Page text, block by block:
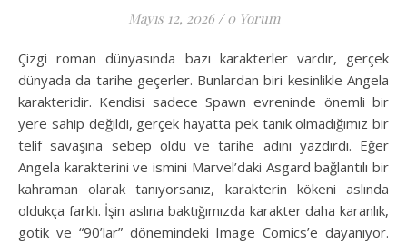
Mayıs 12, 2026 / 0 Yorum
Çizgi roman dünyasında bazı karakterler vardır, gerçek
dünyada da tarihe geçerler. Bunlardan biri kesinlikle Angela
karakteridir. Kendisi sadece Spawn evreninde önemli bir
yere sahip değildi, gerçek hayatta pek tanık olmadığımız bir
telif savaşına sebep oldu ve tarihe adını yazdırdı. Eğer
Angela karakterini ve ismini Marvel’daki Asgard bağlantılı bir
kahraman olarak tanıyorsanız, karakterin kökeni aslında
oldukça farklı. İşin aslına baktığımızda karakter daha karanlık,
gotik ve “90’lar” dönemindeki Image Comics’e dayanıyor.